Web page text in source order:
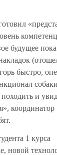
будущее
быстро,
и
координатор
1 курса
новой